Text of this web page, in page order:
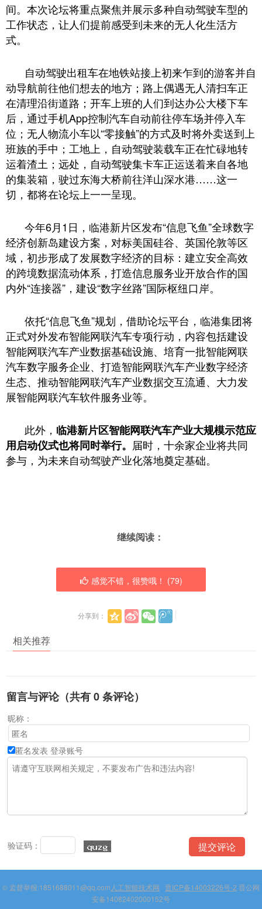
间。本次论坛将重点聚焦并展示多种自动驾驶车型的
工作状态，让人们提前感受到未来的无人化生活方
式。
自动驾驶出租车在地铁站接上初来乍到的游客并自
动导航前往他们想去的地方；路上偶遇无人清扫车正
在清理沿街道路；开车上班的人们到达办公大楼下车
后，通过手机App控制汽车自动前往停车场并停入车
位；无人物流小车以“零接触”的方式及时将外卖送到上
班族的手中；工地上，自动驾驶装载车正在忙碌地转
运着渣土；远处，自动驾驶集卡车正运送着来自各地
的集装箱，驶过东海大桥前往洋山深水港……这一
切，都将在论坛上一一呈现。
今年6月1日，临港新片区发布“信息飞鱼”全球数字
经济创新岛建设方案，对标美国硅谷、英国伦敦等区
域，初步形成了发展数字经济的目标：建立安全高效
的跨境数据流动体系，打造信息服务业开放合作的国
内外“连接器”，建设“数字丝路”国际枢纽口岸。
依托“信息飞鱼”规划，借助论坛平台，临港集团将
正式对外发布智能网联汽车专项行动，内容包括建设
智能网联汽车产业数据基础设施、培育一批智能网联
汽车数字服务企业、打造智能网联汽车产业数字经济
生态、推动智能网联汽车产业数据交互流通、大力发
展智能网联汽车软件服务业等。
此外， 临港新片区智能网联汽车产业大规模示范应
用启动仪式也将同时举行。 届时，十余家企业将共同
参与，为未来自动驾驶产业化落地奠定基础。
继续阅读：
感觉不错，很赞哦！ (79)
分享到：
相关推荐
留言与评论（共有0条评论）
昵称：
匿名发表 登录账号
验证码：
© 监督举报:1851688011@qq.com 人工智能技术网 晋ICP备14003226号-2 晋公网
安备14082402000152号